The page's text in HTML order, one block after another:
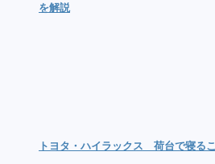
を解説
トヨタ・ハイラックス 荷台で寝る